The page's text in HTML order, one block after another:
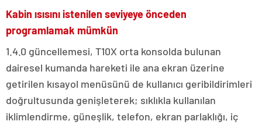
Kabin ısısını istenilen seviyeye önceden
programlamak mümkün
1.4.0 güncellemesi, T10X orta konsolda bulunan
dairesel kumanda hareketi ile ana ekran üzerine
getirilen kısayol menüsünü de kullanıcı geribildirimleri
doğrultusunda genişleterek; sıklıkla kullanılan
iklimlendirme, güneşlik, telefon, ekran parlaklığı, iç